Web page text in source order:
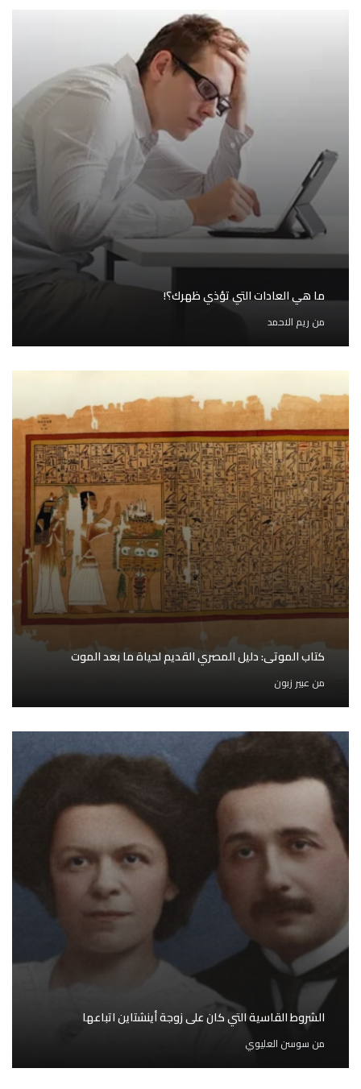
ما هي العادات التي تؤذي ظهرك؟!
من ريم الاحمد
كتاب الموتى: دليل المصري القديم لحياة ما بعد الموت
من عبير زبون
الشروط القاسية التي كان على زوجة أينشتاين اتباعها
من سوسن العليوي